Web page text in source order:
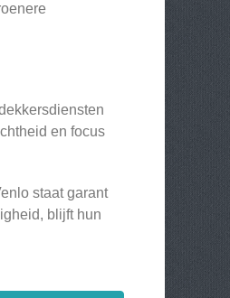
en focus
staat garant
blijft hun